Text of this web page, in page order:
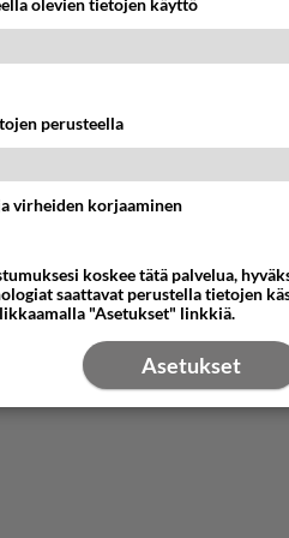
olevien tietojen käyttö
perusteella
virheiden korjaaminen
koskee tätä palvelua,
saattavat perustella tietojen
"Asetukset" linkkiä.
Asetukset